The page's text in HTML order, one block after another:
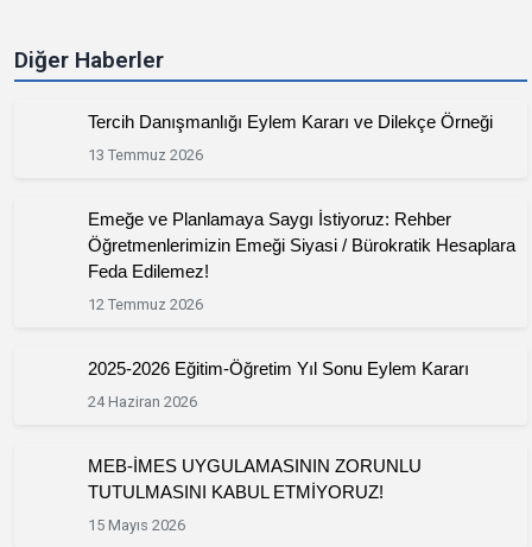
Diğer Haberler
Tercih Danışmanlığı Eylem Kararı ve Dilekçe Örneği
13 Temmuz 2026
Emeğe ve Planlamaya Saygı İstiyoruz: Rehber
Öğretmenlerimizin Emeği Siyasi / Bürokratik Hesaplara
Feda Edilemez!
12 Temmuz 2026
2025-2026 Eğitim-Öğretim Yıl Sonu Eylem Kararı
24 Haziran 2026
MEB-İMES UYGULAMASININ ZORUNLU
TUTULMASINI KABUL ETMİYORUZ!
15 Mayıs 2026